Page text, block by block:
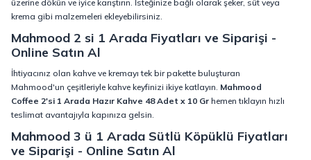
üzerine dökün ve iyice karıştırın. İsteğinize bağlı olarak şeker, süt veya
krema gibi malzemeleri ekleyebilirsiniz.
Mahmood 2 si 1 Arada Fiyatları ve Siparişi -
Online Satın Al
İhtiyacınız olan kahve ve kremayı tek bir pakette buluşturan
Mahmood'un çeşitleriyle kahve keyfinizi ikiye katlayın. Mahmood
Coffee 2'si 1 Arada Hazır Kahve 48 Adet x 10 Gr hemen tıklayın hızlı
teslimat avantajıyla kapınıza gelsin.
Mahmood 3 ü 1 Arada Sütlü Köpüklü Fiyatları
ve Siparişi - Online Satın Al